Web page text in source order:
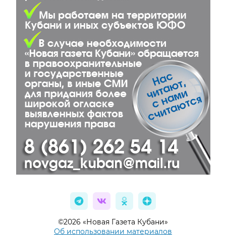
©2026 «Новая Газета Кубани»
Об использовании материалов